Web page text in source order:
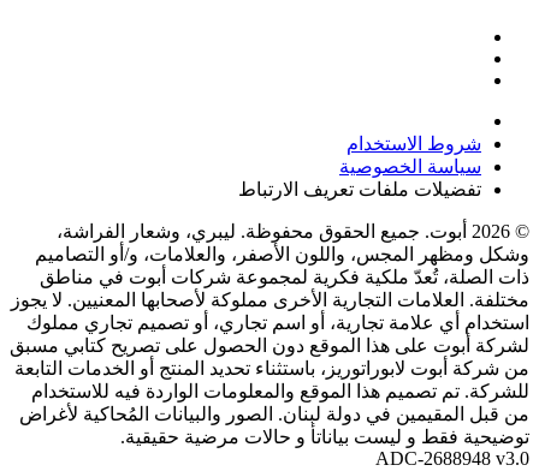
شروط الاستخدام
سياسة الخصوصية
تفضيلات ملفات تعريف الارتباط
© 2026 أبوت. جميع الحقوق محفوظة. ليبري، وشعار الفراشة،
وشكل ومظهر المجس، واللون الأصفر، والعلامات، و/أو التصاميم
ذات الصلة، تُعدّ ملكية فكرية لمجموعة شركات أبوت في مناطق
مختلفة. العلامات التجارية الأخرى مملوكة لأصحابها المعنيين. لا يجوز
استخدام أي علامة تجارية، أو اسم تجاري، أو تصميم تجاري مملوك
لشركة أبوت على هذا الموقع دون الحصول على تصريح كتابي مسبق
من شركة أبوت لابوراتوريز، باستثناء تحديد المنتج أو الخدمات التابعة
للشركة. تم تصميم هذا الموقع والمعلومات الواردة فيه للاستخدام
من قبل المقيمين في دولة لبنان. الصور والبيانات المُحاكية لأغراض
توضيحية فقط و ليست بياناتأ و حالات مرضية حقيقية.
ADC-2688948 v3.0